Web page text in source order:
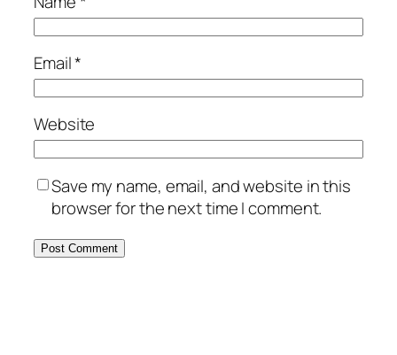
Email*
Website
Save my name, email, and website in this
browser for the next time I comment.